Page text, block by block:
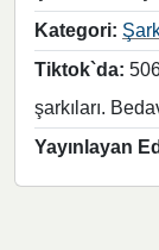
Kategori:
Tiktok`da:
şarkıları.
Yayınlayan